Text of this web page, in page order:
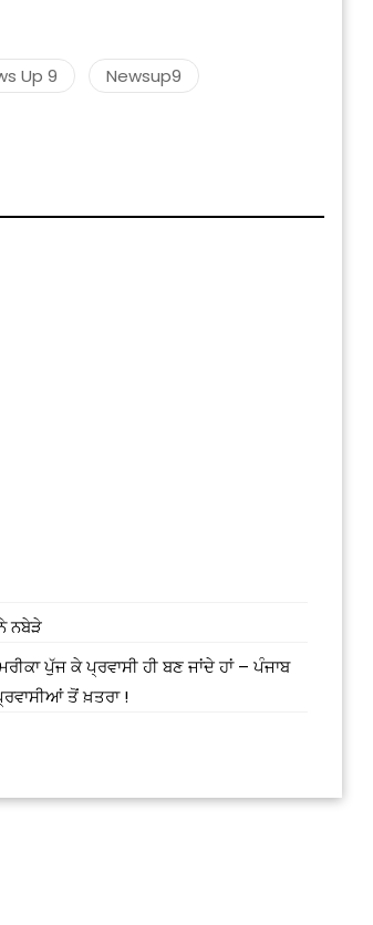
Up 9 Newsup9
ਨਬੇੜੇ
ਪੁੱਜ ਕੇ ਪ੍ਰਵਾਸੀ ਹੀ ਬਣ ਜਾਂਦੇ ਹਾਂ – ਪੰਜਾਬ
ਤੋਂ ਖ਼ਤਰਾ !
every
the comfort